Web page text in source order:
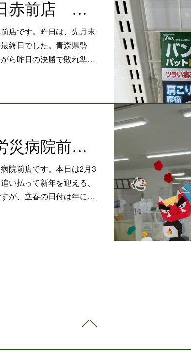
仙真堂薬局八戸日赤前店 八戸国体終了
店です。昨日は、先月末
終日でした。青森県勢
ら昨日の決勝で敗れ準…
仙真堂薬局青森労災病院前店 今日は節分
院前店です。本日は2月3
い払って新年を迎える、
が、立春の日付は年に…